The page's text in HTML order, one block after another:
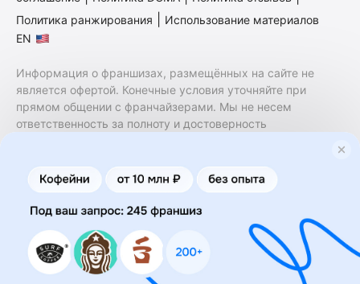
Политика ранжирования
Использование материалов
EN
Информация о франшизах, размещённых на сайте не
является офертой. Конечные условия уточняйте при
прямом общении с франчайзерами. Мы не несем
ответственность за полноту и достоверность
финансовые услуги. Заключение договоров
коммерческой концессии (франчайзинга) осуществляется
правообладателями/их представителями. Бизнесменс.ру
не является посредником или представителем
правообладателя и не несет ответственность за условия
предоставления франшизы и действия лиц,
осуществленные на основании информации, имеющейся